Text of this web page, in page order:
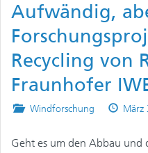
Aufwändig,
Recycling von
Fraunhofer
Posted
Windforschung März
Geht es um den Abbau und